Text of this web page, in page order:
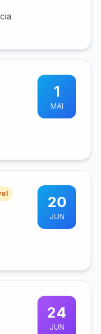
1
MAI
20
JUN
24
JUN